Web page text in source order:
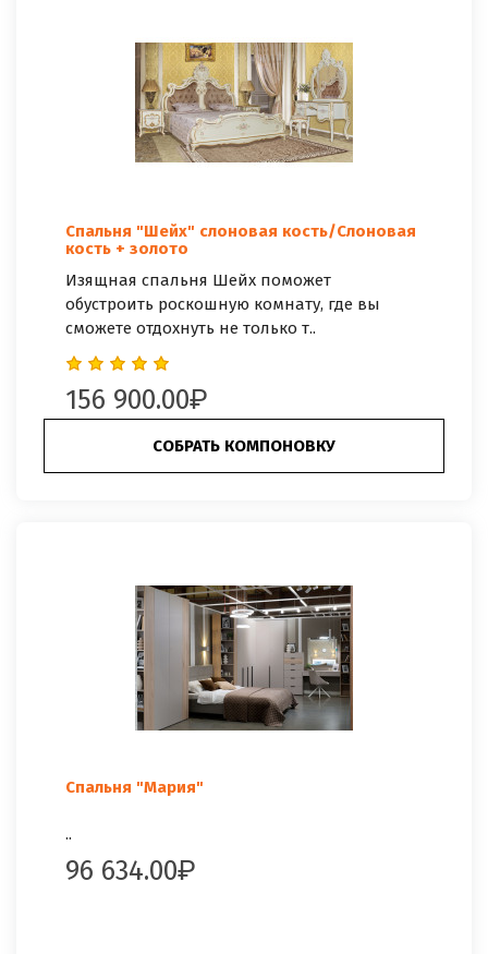
Спальня "Шейх" слоновая кость/Слоновая
кость + золото
Изящная спальня Шейх поможет
обустроить роскошную комнату, где вы
сможете отдохнуть не только т..
156 900.00
СОБРАТЬ КОМПОНОВКУ
Спальня "Мария"
..
96 634.00